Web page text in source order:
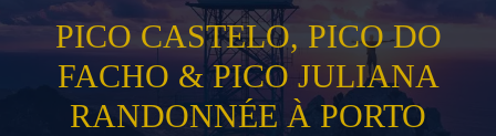
PICO CASTELO, PICO DO
FACHO & PICO JULIANA
RANDONNÉE À PORTO